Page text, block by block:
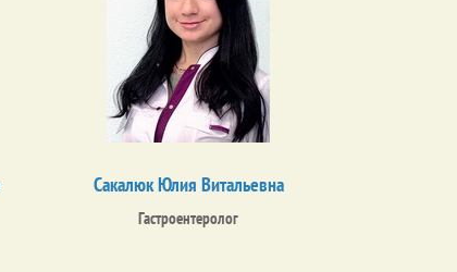
Сакалюк Юлия Витальевна
Гастроентеролог